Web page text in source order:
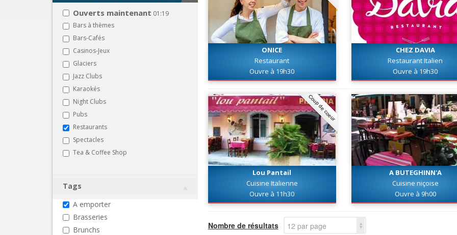
Ouverts maintenant 01:19
Bars à thèmes
Bars-Cafés
Casinos-Jeux
Glaciers
Jazz Clubs
Karaokés
Night Clubs
Pubs
Restaurants
Spectacles
Tea & Coffee Shop
Tags
A emporter
Brasseries
Brunchs
ONICE
Restaurant
Ouvre à 19h30
CHEZ DAVIA
Restaurant Italien
Ouvre à 19h30
Coup de coeur
Lou Pantail
Cuisine Italienne
Ouvre à 11h30
A BUTEGHINN'A
Cuisine niçoise
Ouvre à 9h00
Nombre de résultats 12 par page